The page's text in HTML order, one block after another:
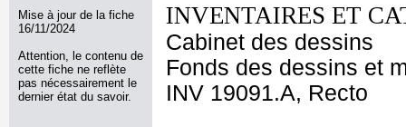
Mise à jour de la fiche
16/11/2024
Attention, le contenu de
cette fiche ne reflète
pas nécessairement le
dernier état du savoir.
INVENTAIRES ET
Cabinet des dessins
Fonds des dessins et
INV 19091.A, Recto